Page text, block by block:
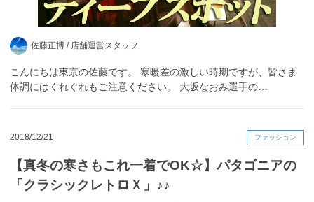
佐藤正博 / 店舗運営スタッフ
こんにちは東京の佐藤です。 寒暖差の激しい時期ですが、皆さま
体調にはくれぐれもご注意ください。 大坂なおみ選手の…
2018/12/21 ファッション
【真冬の寒さもこれ一着でOK☆】パタゴニアの
「クラシックレトロＸ」♪♪